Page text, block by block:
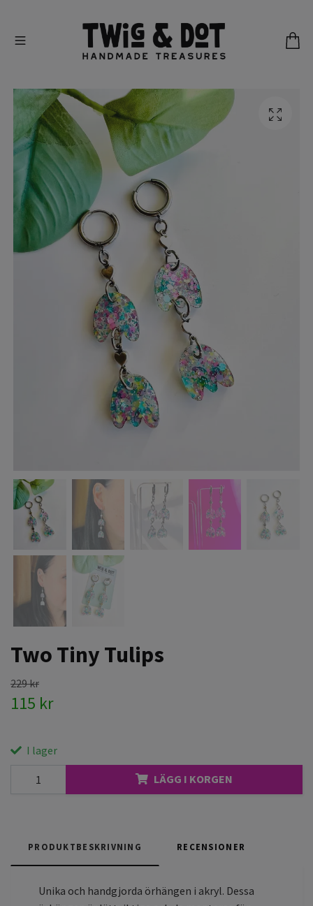
Two Tiny Tulips
229 kr
115 kr
I lager
LÄGG I KORGEN
PRODUKTBESKRIVNING RECENSIONER
Unika och handgjorda örhängen i akryl. Dessa